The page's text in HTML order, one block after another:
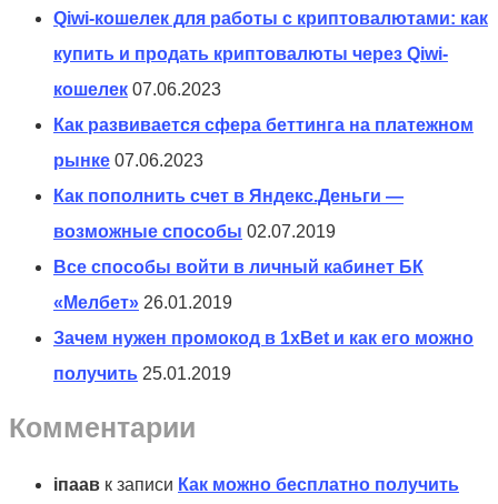
Qiwi-кошелек для работы с криптовалютами: как
купить и продать криптовалюты через Qiwi-
кошелек 07.06.2023
Как развивается сфера беттинга на платежном
рынке 07.06.2023
Как пополнить счет в Яндекс.Деньги —
возможные способы 02.07.2019
Все способы войти в личный кабинет БК
«Мелбет» 26.01.2019
Зачем нужен промокод в 1xBet и как его можно
получить 25.01.2019
Комментарии
іпаав к записи Как можно бесплатно получить